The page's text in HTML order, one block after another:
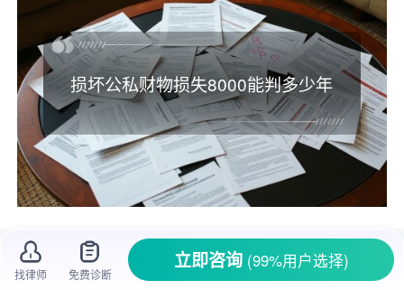
损坏公私财物损失8000能判多少年
一、损坏公私财物损失8000能判多少年
找律师 免费诊断
立即咨询 (99%用户选择)